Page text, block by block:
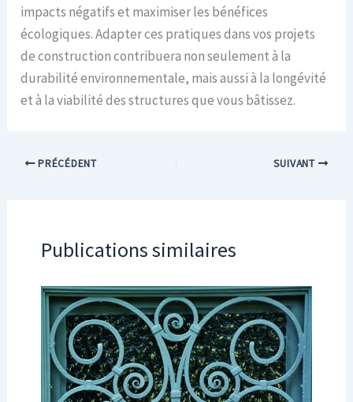
impacts négatifs et maximiser les bénéfices
écologiques. Adapter ces pratiques dans vos projets
de construction contribuera non seulement à la
durabilité environnementale, mais aussi à la longévité
et à la viabilité des structures que vous bâtissez.
PRÉCÉDENT SUIVANT
Publications similaires